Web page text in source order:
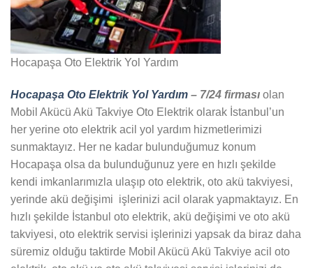
Hocapaşa Oto Elektrik Yol Yardım
Hocapaşa Oto Elektrik Yol Yardım – 7/24 firması olan
Mobil Akücü Akü Takviye Oto Elektrik olarak İstanbul’un
her yerine oto elektrik acil yol yardım hizmetlerimizi
sunmaktayız. Her ne kadar bulunduğumuz konum
Hocapaşa olsa da bulunduğunuz yere en hızlı şekilde
kendi imkanlarımızla ulaşıp oto elektrik, oto akü takviyesi,
yerinde akü değişimi işlerinizi acil olarak yapmaktayız. En
hızlı şekilde İstanbul oto elektrik, akü değişimi ve oto akü
takviyesi, oto elektrik servisi işlerinizi yapsak da biraz daha
süremiz olduğu taktirde Mobil Akücü Akü Takviye acil oto